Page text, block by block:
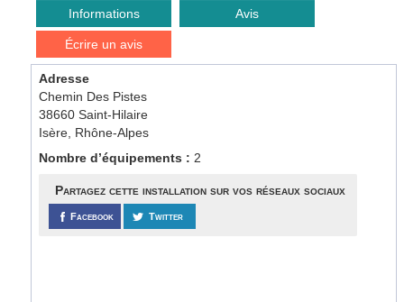
Informations Avis
Écrire un avis
Adresse
Chemin Des Pistes
38660 Saint-Hilaire
Isère, Rhône-Alpes
Nombre d’équipements : 2
Partagez cette installation sur vos réseaux sociaux
Facebook Twitter